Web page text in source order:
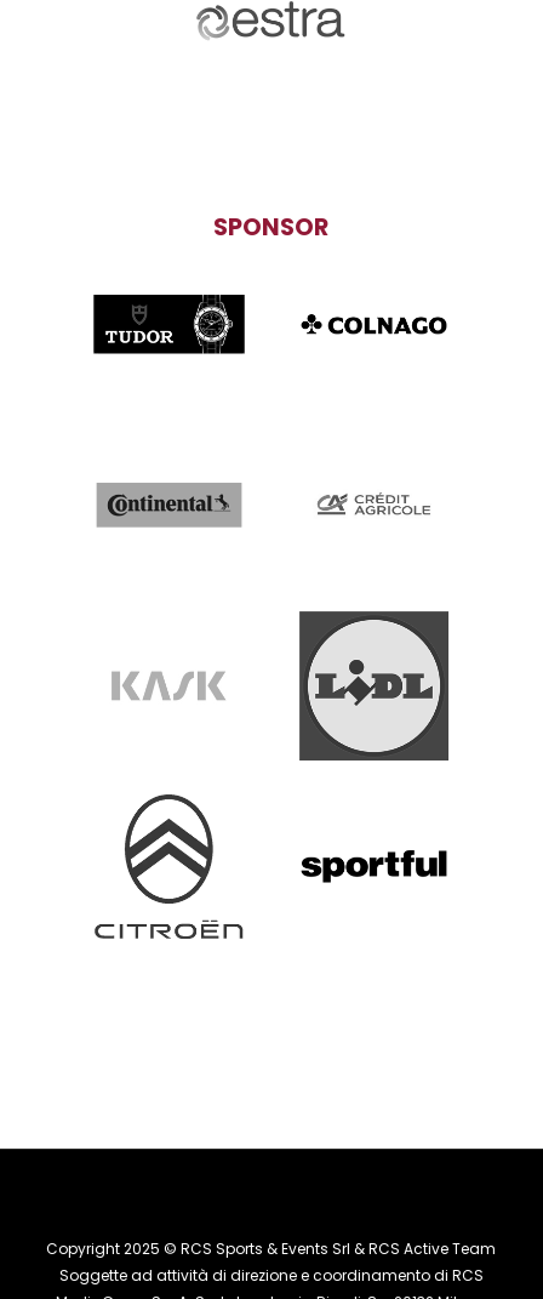
SPONSOR
Copyright 2025 © RCS Sports & Events Srl & RCS Active Team
Soggette ad attività di direzione e coordinamento di RCS